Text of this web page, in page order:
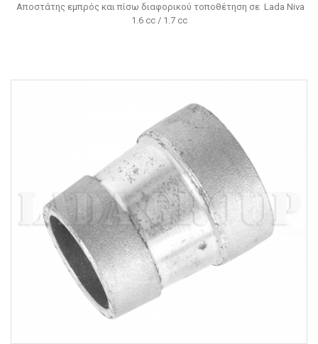
Αποστάτης εμπρός και πίσω διαφορικού τοποθέτηση σε Lada Niva
1.6 cc / 1.7 cc